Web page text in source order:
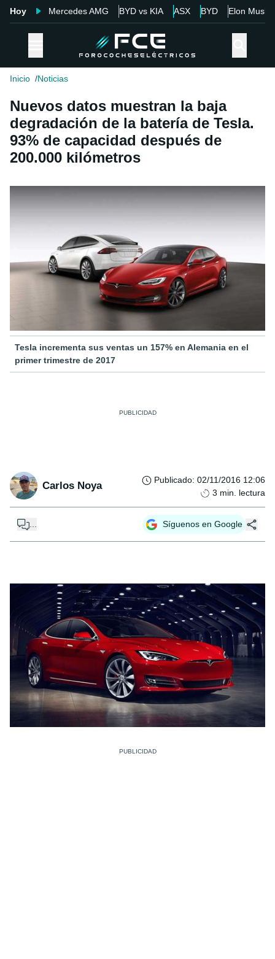
Hoy Mercedes AMG BYD vs KIA ASX BYD Elon Musk
Inicio Noticias
Nuevos datos muestran la baja
degradación de la batería de Tesla.
93% de capacidad después de
200.000 kilómetros
Tesla incrementa sus ventas un 157% en Alemania en el
primer trimestre de 2017
Carlos Noya Publicado: 02/11/2016 12:06
3 min. lectura
Síguenos en Google